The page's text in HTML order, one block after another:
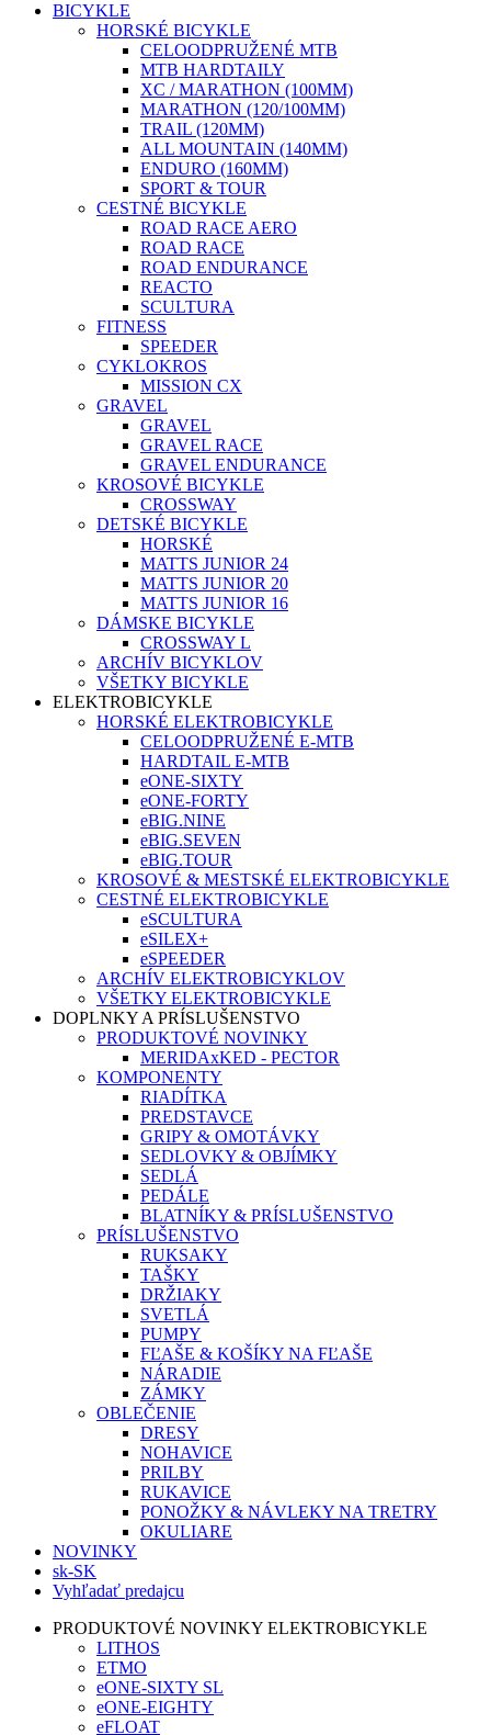
BICYKLE
HORSKÉ BICYKLE
CELOODPRUŽENÉ MTB
MTB HARDTAILY
XC / MARATHON (100MM)
MARATHON (120/100MM)
TRAIL (120MM)
ALL MOUNTAIN (140MM)
ENDURO (160MM)
SPORT & TOUR
CESTNÉ BICYKLE
ROAD RACE AERO
ROAD RACE
ROAD ENDURANCE
REACTO
SCULTURA
FITNESS
SPEEDER
CYKLOKROS
MISSION CX
GRAVEL
GRAVEL
GRAVEL RACE
GRAVEL ENDURANCE
KROSOVÉ BICYKLE
CROSSWAY
DETSKÉ BICYKLE
HORSKÉ
MATTS JUNIOR 24
MATTS JUNIOR 20
MATTS JUNIOR 16
DÁMSKE BICYKLE
CROSSWAY L
ARCHÍV BICYKLOV
VŠETKY BICYKLE
ELEKTROBICYKLE
HORSKÉ ELEKTROBICYKLE
CELOODPRUŽENÉ E-MTB
HARDTAIL E-MTB
eONE-SIXTY
eONE-FORTY
eBIG.NINE
eBIG.SEVEN
eBIG.TOUR
KROSOVÉ & MESTSKÉ ELEKTROBICYKLE
CESTNÉ ELEKTROBICYKLE
eSCULTURA
eSILEX+
eSPEEDER
ARCHÍV ELEKTROBICYKLOV
VŠETKY ELEKTROBICYKLE
DOPLNKY A PRÍSLUŠENSTVO
PRODUKTOVÉ NOVINKY
MERIDAxKED - PECTOR
KOMPONENTY
RIADÍTKA
PREDSTAVCE
GRIPY & OMOTÁVKY
SEDLOVKY & OBJÍMKY
SEDLÁ
PEDÁLE
BLATNÍKY & PRÍSLUŠENSTVO
PRÍSLUŠENSTVO
RUKSAKY
TAŠKY
DRŽIAKY
SVETLÁ
PUMPY
FĽAŠE & KOŠÍKY NA FĽAŠE
NÁRADIE
ZÁMKY
OBLEČENIE
DRESY
NOHAVICE
PRILBY
RUKAVICE
PONOŽKY & NÁVLEKY NA TRETRY
OKULIARE
NOVINKY
sk-SK
Vyhľadať predajcu
PRODUKTOVÉ NOVINKY ELEKTROBICYKLE
LITHOS
ETMO
eONE-SIXTY SL
eONE-EIGHTY
eFLOAT